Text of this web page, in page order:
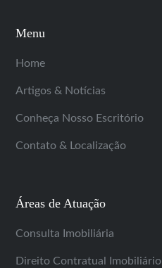
Menu
Home
Artigos & Notícias
Conheça Nosso Escritório
Contato & Localização
Áreas de Atuação
Consulta Imobiliária
Direito Contratual Imobiliário